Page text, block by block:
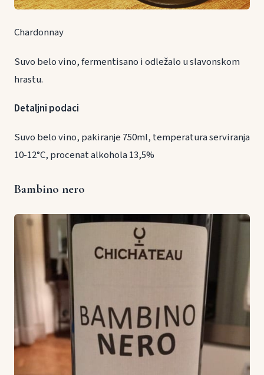
Chardonnay
Suvo belo vino, fermentisano i odležalo u slavonskom
hrastu.
Detaljni podaci
Suvo belo vino, pakiranje 750ml, temperatura serviranja
10-12°C, procenat alkohola 13,5%
Bambino nero